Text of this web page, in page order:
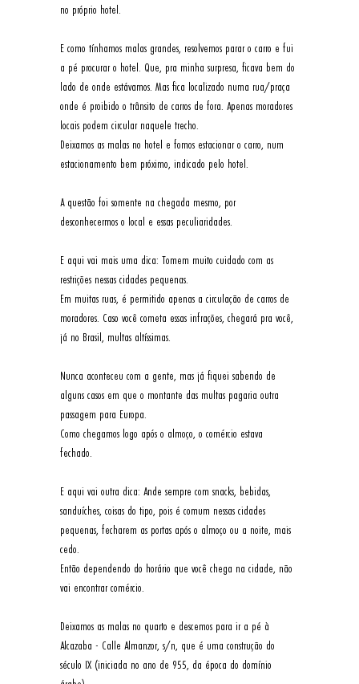
no próprio hotel.
E como tínhamos malas grandes, resolvemos parar o carro e fui
a pé procurar o hotel. Que, pra minha surpresa, ficava bem do
lado de onde estávamos. Mas fica localizado numa rua/praça
onde é proibido o trânsito de carros de fora. Apenas moradores
locais podem circular naquele trecho.
Deixamos as malas no hotel e fomos estacionar o carro, num
estacionamento bem próximo, indicado pelo hotel.
A questão foi somente na chegada mesmo, por
desconhecermos o local e essas peculiaridades.
E aqui vai mais uma dica: Tomem muito cuidado com as
restrições nessas cidades pequenas.
Em muitas ruas, é permitido apenas a circulação de carros de
moradores. Caso você cometa essas infrações, chegará pra você,
já no Brasil, multas altíssimas.
Nunca aconteceu com a gente, mas já fiquei sabendo de
alguns casos em que o montante das multas pagaria outra
passagem para Europa.
Como chegamos logo após o almoço, o comércio estava
fechado.
E aqui vai outra dica: Ande sempre com snacks, bebidas,
sanduíches, coisas do tipo, pois é comum nessas cidades
pequenas, fecharem as portas após o almoço ou a noite, mais
cedo.
Então dependendo do horário que você chega na cidade, não
vai encontrar comércio.
Deixamos as malas no quarto e descemos para ir a pé à
Alcazaba - Calle Almanzor, s/n, que é uma construção do
século IX (iniciada no ano de 955, da época do domínio